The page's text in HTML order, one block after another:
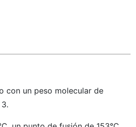
con un peso molecular de